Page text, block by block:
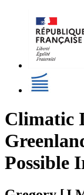
Climatic
Possible